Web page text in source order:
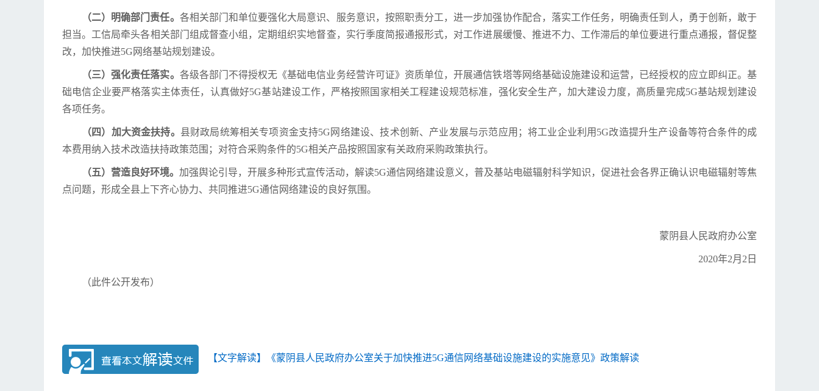
（二）明确部门责任。 各相关部门和单位要强化大局意识、服务意识，按照职责分工，进一步加强协作配合，落实工作任务，明确责任到人，勇于创新，敢于
担当。工信局牵头各相关部门组成督查小组，定期组织实地督查，实行季度简报通报形式，对工作进展缓慢、推进不力、工作滞后的单位要进行重点通报，督促整
改，加快推进5G网络基站规划建设。
（三）强化责任落实。 各级各部门不得授权无《基础电信业务经营许可证》资质单位，开展通信铁塔等网络基础设施建设和运营，已经授权的应立即纠正。基
础电信企业要严格落实主体责任，认真做好5G基站建设工作，严格按照国家相关工程建设规范标准，强化安全生产，加大建设力度，高质量完成5G基站规划建设
各项任务。
（四）加大资金扶持。 县财政局统筹相关专项资金支持5G网络建设、技术创新、产业发展与示范应用；将工业企业利用5G改造提升生产设备等符合条件的成
本费用纳入技术改造扶持政策范围；对符合采购条件的5G相关产品按照国家有关政府采购政策执行。
（五）营造良好环境。 加强舆论引导，开展多种形式宣传活动，解读5G通信网络建设意义，普及基站电磁辐射科学知识，促进社会各界正确认识电磁辐射等焦
点问题，形成全县上下齐心协力、共同推进5G通信网络建设的良好氛围。
蒙阴县人民政府办公室
2020年2月2日
（此件公开发布）
【文字解读】《蒙阴县人民政府办公室关于加快推进5G通信网络基础设施建设的实施意见》政策解读